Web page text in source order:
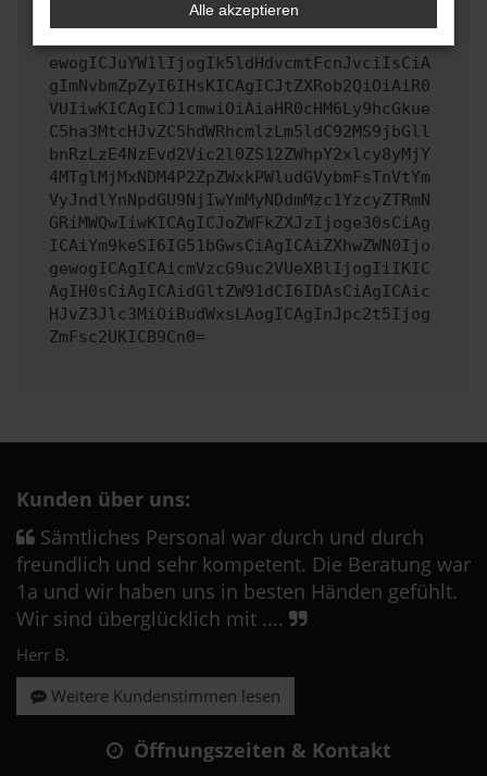
ewogICJuYW1lIjogIk5ldHdvcmtFcnJvciIsCiA
gImNvbmZpZyI6IHsKICAgICJtZXRob2QiOiAiR0
VUIiwKICAgICJ1cmwiOiAiaHR0cHM6Ly9hcGkue
C5ha3MtcHJvZC5hdWRhcmlzLm5ldC92MS9jbGll
bnRzLzE4NzEvd2Vic2l0ZS12ZWhpY2xlcy8yMjY
4MTglMjMxNDM4P2ZpZWxkPWludGVybmFsTnVtYm
VyJndlYnNpdGU9NjIwYmMyNDdmMzc1YzcyZTRmN
GRiMWQwIiwKICAgICJoZWFkZXJzIjoge30sCiAg
ICAiYm9keSI6IG51bGwsCiAgICAiZXhwZWN0Ijo
gewogICAgICAicmVzcG9uc2VUeXBlIjogIiIKIC
AgIH0sCiAgICAidGltZW91dCI6IDAsCiAgICAic
HJvZ3Jlc3MiOiBudWxsLAogICAgInJpc2t5Ijog
ZmFsc2UKICB9Cn0=
Kunden über uns:
Sämtliches Personal war durch und durch
freundlich und sehr kompetent. Die Beratung war
1a und wir haben uns in besten Händen gefühlt.
Wir sind überglücklich mit ....
Herr B.
Weitere Kundenstimmen lesen
Öffnungszeiten & Kontakt
Alle akzeptieren